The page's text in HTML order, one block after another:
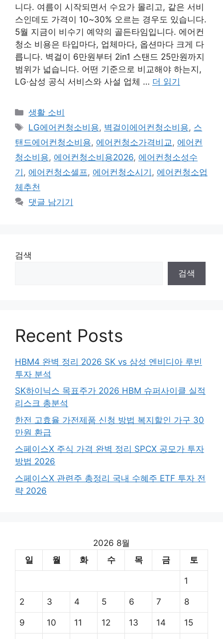
니다. 여름이 시작되면서 수요가 몰리고, 같은 서비
스인데도 가격이 10~30% 오르는 경우도 있습니다.
5월 지금이 비수기 예약의 골든타임입니다. 에어컨
청소 비용은 타입마다, 업체마다, 옵션마다 크게 다
릅니다. 벽걸이 6만원부터 2in1 스탠드 25만원까지
범위가 넓습니다. 어떤 기준으로 비교해야 하는지,
LG·삼성 공식 서비스와 사설 업체 … 더 읽기
카
테
리
생활 소비
태
그
LG에어컨청소비용, 벽걸이에어컨청소비용, 스
탠드에어컨청소비용, 에어컨청소가격비교 , 에어컨
청소비용, 에어컨청소비용2026, 에어컨청소성수
기 , 에어컨청소셀프 , 에어컨청소시기 , 에어컨청소업
체추천
댓글 남기기
검색
검색
Recent Posts
HBM4 완벽 정리 2026 SK vs 삼성 엔비디아 루빈
투자 분석
SK하이닉스 목표주가 2026 HBM 슈퍼사이클 실적
리스크 총분석
한전 고효율 가전제품 신청 방법 복지할인 가구 30
만원 환급
스페이스X 주식 가격 완벽 정리 SPCX 공모가 투자
방법 2026
스페이스X 관련주 총정리 국내 수혜주 ETF 투자 전
략 2026
2026 8월
일
월 화 수 목 금 토
1
2 3 4 5 6 7 8
9 10 11 12 13 14 15